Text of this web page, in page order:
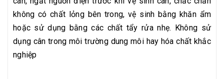
không có chất lỏng bên trong, vệ sinh bằng khăn ẩm
hoặc sử dụng bằng các chất tẩy rửa nhẹ. Không sử
dụng cân trong môi trường dung môi hay hóa chất khắc
nghiệp